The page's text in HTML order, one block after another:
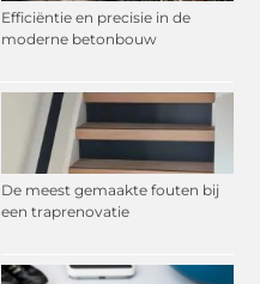
Efficiëntie en precisie in de
moderne betonbouw
De meest gemaakte fouten bij
een traprenovatie